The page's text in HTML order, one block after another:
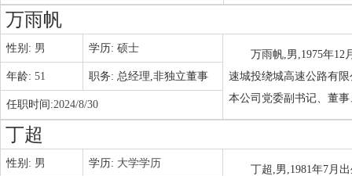
万雨帆
性别: 男 学历: 硕士
万雨帆,男,1975年12
速城投绕城高速公路有
本公司党委副书记、董
年龄: 51 职务: 总经理,非独立董事
任职时间:2024/8/30
丁超
性别: 男 学历: 大学学历
丁超,男,1981年7月